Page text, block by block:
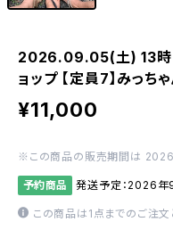
2026.09.05(土) 13時
ョップ 【定員7】みっち
¥11,000
※この商品の販売期間は
予約商品 発送予定：2026年
この商品は1点までのご注文